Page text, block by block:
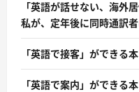
「英語が話せない、海外
私が、定年後に同時通訳
「英語で接客」ができる
「英語で案内」ができる